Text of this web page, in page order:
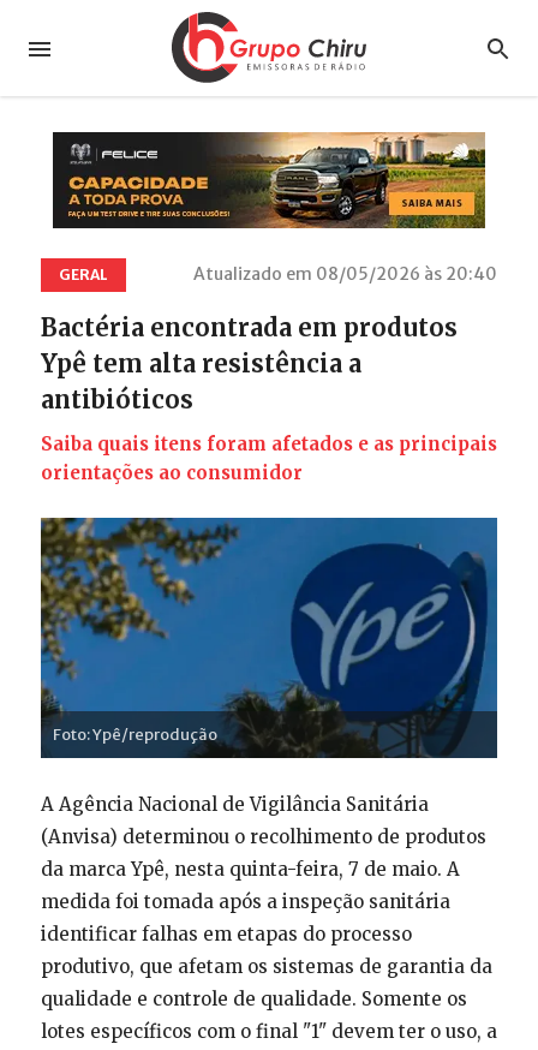
GERAL Atualizado em 08/05/2026 às 20:40
Bactéria encontrada em produtos
Ypê tem alta resistência a
antibióticos
Saiba quais itens foram afetados e as principais
orientações ao consumidor
Foto: Ypê/reprodução
A Agência Nacional de Vigilância Sanitária
(Anvisa) determinou o recolhimento de produtos
da marca Ypê, nesta quinta-feira, 7 de maio. A
medida foi tomada após a inspeção sanitária
identificar falhas em etapas do processo
produtivo, que afetam os sistemas de garantia da
qualidade e controle de qualidade. Somente os
lotes específicos com o final "1" devem ter o uso, a